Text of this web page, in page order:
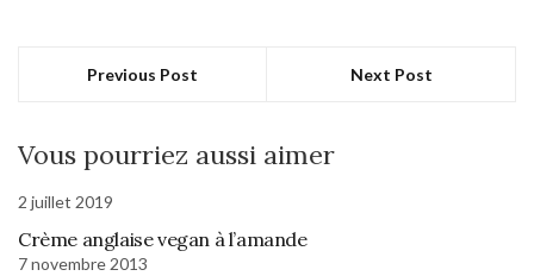
Previous Post Next Post
Vous pourriez aussi aimer
2 juillet 2019
Crème anglaise vegan à l’amande
7 novembre 2013